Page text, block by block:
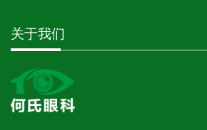
关于我们